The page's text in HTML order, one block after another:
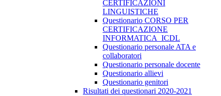
CERTIFICAZIONI
LINGUISTICHE
Questionario CORSO PER
CERTIFICAZIONE
INFORMATICA_ICDL
Questionario personale ATA e
collaboratori
Questionario personale docente
Questionario allievi
Questionario genitori
Risultati dei questionari 2020-2021